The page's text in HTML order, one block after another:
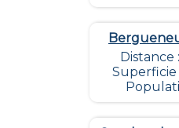
Distance
Superficie